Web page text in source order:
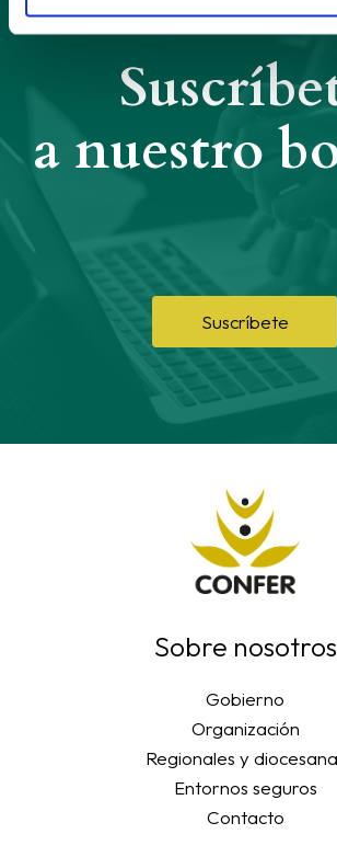
Suscríbete
a nuestro
Sobre nosotros
Gobierno
Organización
Regionales y
Entornos seguros
Contacto